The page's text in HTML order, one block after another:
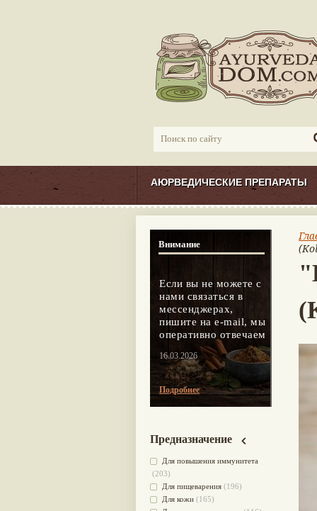
АЮРВЕДИЧЕСКИЕ ПРЕПАРАТЫ
Внимание
Если вы не можете с
нами связаться в
мессенджерах,
пишите на e-mail, мы
оперативно отвечаем
16.03.2026
Подробнее
Предназначение
Для повышения иммунитета
(203)
Для пищеварения (196)
Для кожи (165)